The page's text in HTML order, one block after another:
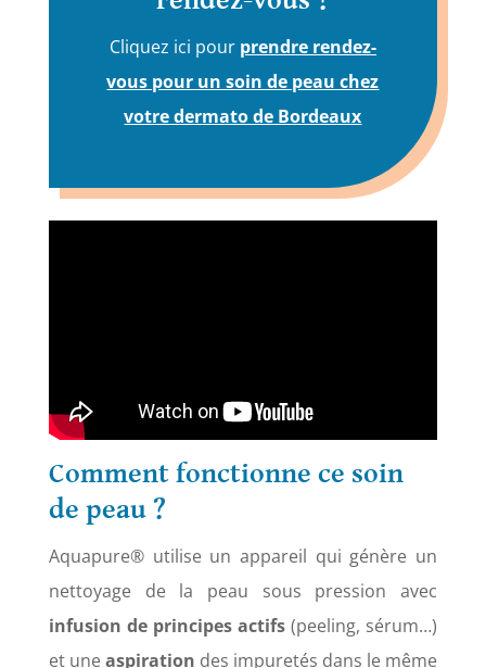
Cliquez ici pour prendre rendez-
vous pour un soin de peau chez
votre dermato de Bordeaux
Comment fonctionne ce soin
de peau ?
Aquapure® utilise un appareil qui génère un
nettoyage de la peau sous pression avec
infusion de principes actifs (peeling, sérum…)
et uneaspiration des impuretés dans le même